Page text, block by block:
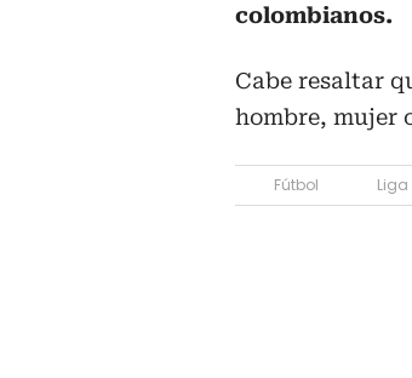
colombianos.
Cabe resaltar
hombre, mujer
Fútbol Liga